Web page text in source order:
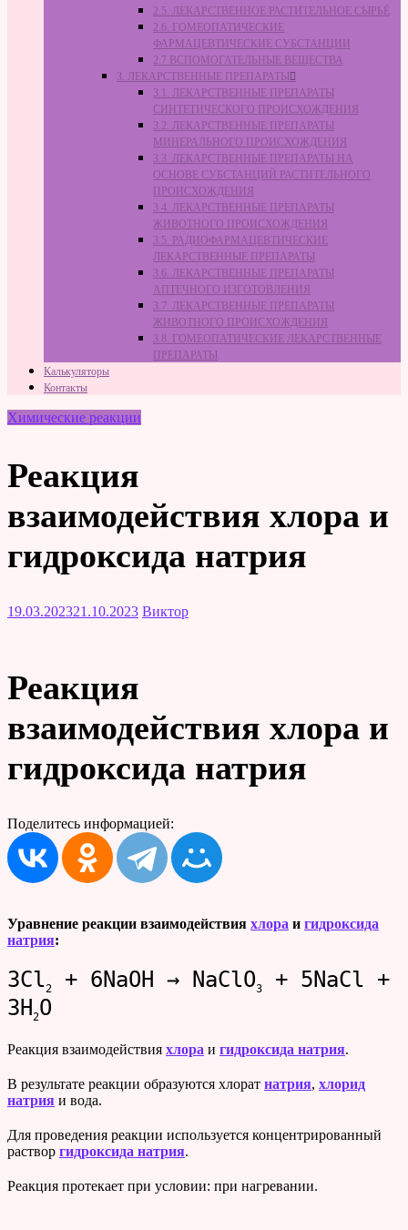
2.5. ЛЕКАРСТВЕННОЕ РАСТИТЕЛЬНОЕ СЫРЬЁ
2.6. ГОМЕОПАТИЧЕСКИЕ
ФАРМАЦЕВТИЧЕСКИЕ СУБСТАНЦИИ
2.7 ВСПОМОГАТЕЛЬНЫЕ ВЕЩЕСТВА
3. ЛЕКАРСТВЕННЫЕ ПРЕПАРАТЫ
3.1. ЛЕКАРСТВЕННЫЕ ПРЕПАРАТЫ
СИНТЕТИЧЕСКОГО ПРОИСХОЖДЕНИЯ
3.2. ЛЕКАРСТВЕННЫЕ ПРЕПАРАТЫ
МИНЕРАЛЬНОГО ПРОИСХОЖДЕНИЯ
3.3. ЛЕКАРСТВЕННЫЕ ПРЕПАРАТЫ НА
ОСНОВЕ СУБСТАНЦИЙ РАСТИТЕЛЬНОГО
ПРОИСХОЖДЕНИЯ
3.4. ЛЕКАРСТВЕННЫЕ ПРЕПАРАТЫ
ЖИВОТНОГО ПРОИСХОЖДЕНИЯ
3.5. РАДИОФАРМАЦЕВТИЧЕСКИЕ
ЛЕКАРСТВЕННЫЕ ПРЕПАРАТЫ
3.6. ЛЕКАРСТВЕННЫЕ ПРЕПАРАТЫ
АПТЕЧНОГО ИЗГОТОВЛЕНИЯ
3.7. ЛЕКАРСТВЕННЫЕ ПРЕПАРАТЫ
ЖИВОТНОГО ПРОИСХОЖДЕНИЯ
3.8. ГОМЕОПАТИЧЕСКИЕ ЛЕКАРСТВЕННЫЕ
ПРЕПАРАТЫ
Калькуляторы
Контакты
Химические реакции
Реакция
взаимодействия хлора и
гидроксида натрия
19.03.202321.10.2023 Виктор
Реакция
взаимодействия хлора и
гидроксида натрия
Поделитесь информацией:
Уравнение реакции взаимодействия хлора и гидроксида
натрия:
3Cl2 + 6NaOH → NaClO3
+ 5NaCl +
3H 2O
Реакция взаимодействия хлора и гидроксида натрия.
В результате реакции образуются хлорат натрия, хлорид
натрия и вода.
Для проведения реакции используется концентрированный
раствор гидроксида натрия.
Реакция протекает при условии: при нагревании.